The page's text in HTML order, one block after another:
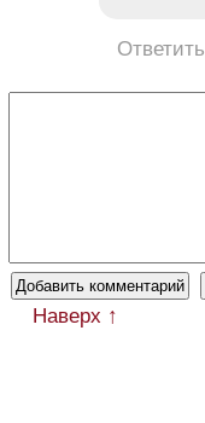
Ответить
Наверх ↑